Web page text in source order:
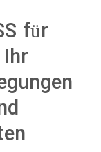
für